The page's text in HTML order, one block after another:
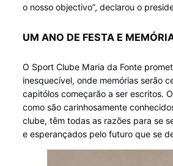
o nosso objectivo”, declarou o
UM ANO DE FESTA E
O Sport Clube Maria da Fonte
inesquecível, onde memórias serão
capitólos começarão a ser escritos.
como são carinhosamente
clube, têm todas as razões para se
e esperançados pelo futuro que se